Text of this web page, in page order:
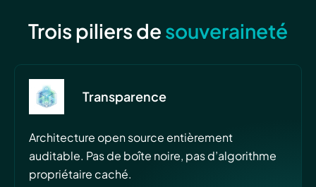
Trois piliers de souveraineté
Transparence
Architecture open source entièrement
auditable. Pas de boîte noire, pas d’algorithme
propriétaire caché.